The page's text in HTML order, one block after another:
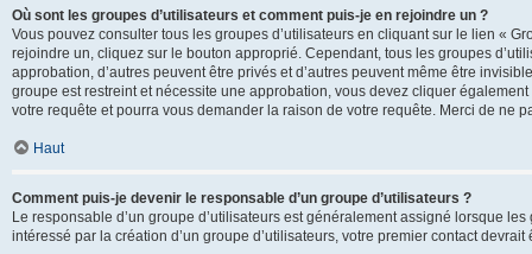
Où sont les groupes d’utilisateurs et comment puis-je en rejoindre un ?
Vous pouvez consulter tous les groupes d’utilisateurs en cliquant sur le lien «
rejoindre un, cliquez sur le bouton approprié. Cependant, tous les groupes
approbation, d’autres peuvent être privés et d’autres peuvent même être
groupe est restreint et nécessite une approbation, vous devez cliquer
votre requête et pourra vous demander la raison de votre requête. Merci de ne
Haut
Comment puis-je devenir le responsable d’un groupe d’utilisateurs ?
Le responsable d’un groupe d’utilisateurs est généralement assigné lorsque
intéressé par la création d’un groupe d’utilisateurs, votre premier contact